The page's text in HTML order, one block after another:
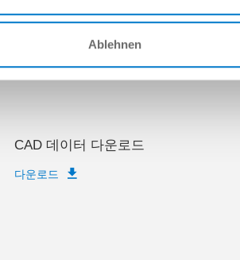
Ablehnen
설치 및 작동 지침
CAD 데이터 다운로드
다운로드